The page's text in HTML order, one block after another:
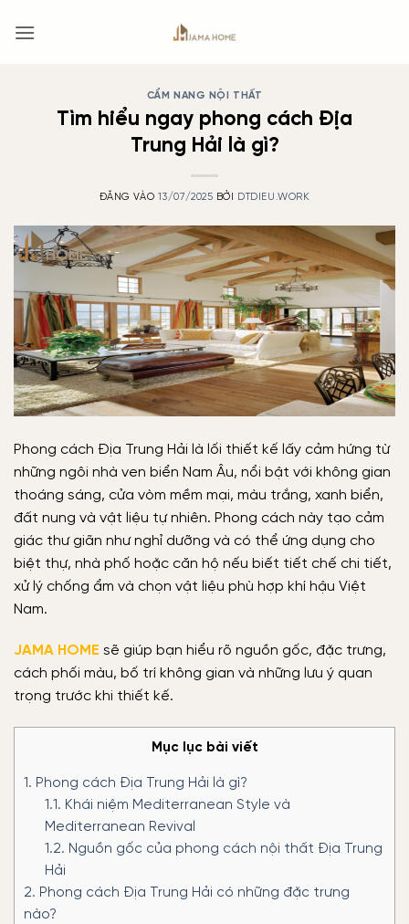
qua
CẨM NANG NỘI THẤT
Tìm hiểu ngay phong cách Địa
Trung Hải là gì?
ĐĂNG VÀO 13/07/2025 BỞI DTDIEU.WORK
Phong cách Địa Trung Hải là lối thiết kế lấy cảm hứng từ
những ngôi nhà ven biển Nam Âu, nổi bật với không gian
thoáng sáng, cửa vòm mềm mại, màu trắng, xanh biển,
đất nung và vật liệu tự nhiên. Phong cách này tạo cảm
giác thư giãn như nghỉ dưỡng và có thể ứng dụng cho
biệt thự, nhà phố hoặc căn hộ nếu biết tiết chế chi tiết,
xử lý chống ẩm và chọn vật liệu phù hợp khí hậu Việt
Nam.
JAMA HOME sẽ giúp bạn hiểu rõ nguồn gốc, đặc trưng,
cách phối màu, bố trí không gian và những lưu ý quan
trọng trước khi thiết kế.
Mục lục bài viết
1. Phong cách Địa Trung Hải là gì?
1.1. Khái niệm Mediterranean Style và
Mediterranean Revival
1.2. Nguồn gốc của phong cách nội thất Địa Trung
Hải
2. Phong cách Địa Trung Hải có những đặc trưng
nào?